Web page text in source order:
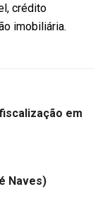
crédito
imobiliária.
em
Naves)